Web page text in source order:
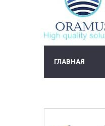
ГЛАВНАЯ